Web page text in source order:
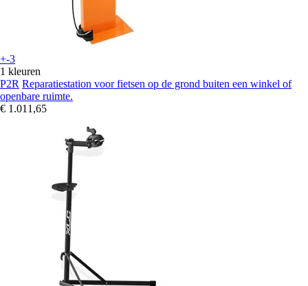
+-3
1 kleuren
P2R Reparatiestation voor fietsen op de grond buiten een winkel of
openbare ruimte.
€ 1.011,65